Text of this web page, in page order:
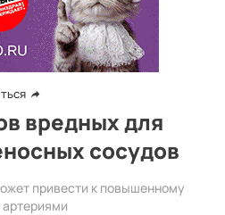
вредных для
сосудов
привести к повышенному